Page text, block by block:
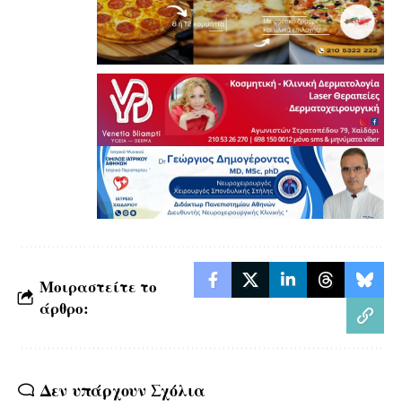
Μοιραστείτε το
άρθρο:
Δεν υπάρχουν Σχόλια